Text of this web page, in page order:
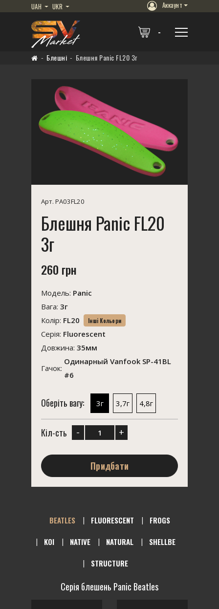
UAH UKR Аккаунт
Блешні Блешня Panic FL20 3г
Арт. PA03FL20
Блешня Panic FL20
3г
260 грн
Модель: Panic
Вага: 3г
Колір: FL20 Інші Кольори
Серія: Fluorescent
Довжина: 35мм
Гачок:
Одинарный Vanfook SP-41BL
#6
Оберіть вагу: 3г 3,7г 4,8г
Кіл-сть - +
Придбати
BEATLES FLUORESCENT
FROGS
KOI
NATIVE NATURAL
SHELLBE
STRUCTURE
Серія блешень Panic Beatles